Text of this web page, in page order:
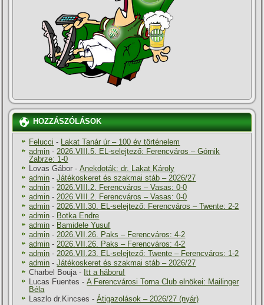
HOZZÁSZÓLÁSOK
Felucci -
Lakat Tanár úr – 100 év történelem
admin - 2026.VIII.5. EL-selejtező: Ferencváros – Górnik
Zabrze: 1-0
Lovas Gábor -Anekdoták: dr. Lakat Károly
admin -Játékoskeret és szakmai stáb – 2026/27
admin - 2026.VIII.2. Ferencváros – Vasas: 0-0
admin - 2026.VIII.2. Ferencváros – Vasas: 0-0
admin - 2026.VII.30. EL-selejtező: Ferencváros – Twente: 2-2
admin - Botka Endre
admin - Bamidele Yusuf
admin - 2026.VII.26. Paks – Ferencváros: 4-2
admin - 2026.VII.26. Paks – Ferencváros: 4-2
admin - 2026.VII.23. EL-selejtező: Twente – Ferencváros: 1-2
admin -Játékoskeret és szakmai stáb – 2026/27
Charbel Bouja - Itt a háboru!
Lucas Fuentes -A Ferencvárosi Torna Club elnökei: Mailinger
Béla
Laszlo dr.Kincses -Átigazolások – 2026/27 (nyár)